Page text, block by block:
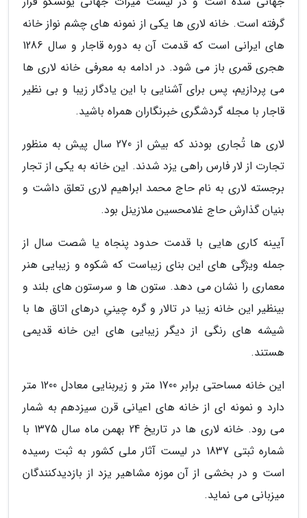
گرفته است. خانه لاری ها یکی از نمونه های چشم نواز خانه
های ایرانی است که قدمت آن به دوره قاجار و سال 1286
هجری قمری باز می شود. در ادامه به معرفی خانه لاری ها
می پردازیم، پس برای آشنایی با این یادگار زیبا و بی نظیر
قاجار با مجله گردشگری خبرنگاران همراه باشید.
لاری ها تُجاری بودند که بیش از 270 سال پیش به منظور
تجارت از لار فارس راهی یزد شدند. این خانه به یکی از تجار
برجسته لاری به نام حاج محمد ابراهیم لاری تعلق داشت و
بنیان گذارش حاج غلامحسین ملازینل بود.
آیینه کاری هایی با قدمت حدود پنجاه یا شصت سال از
جمله ویژگی های این بنای زیباست که شکوه و زیبایی هنر
معماری را نشان می دهد. ستون ها و سرستون های بلند و
بینظیر این خانه زیبا در تالار و گره چینیِ درهای اتاق ها با
شیشه های رنگی از دیگر زیبایی های این خانه قدیمی
هستند.
این خانه مساحتی برابر 1700 متر و زیربنایی معادل 1200 متر
دارد و نمونه ای از خانه های اعیانی قرن سیزدهم به شمار
می رود. خانه لاری ها در تاریخ 24 بهمن ماه سال 1375 با
شماره ثبتی 1837 در لیست آثار ملی کشور به ثبت رسیده
است و در بخشی از آن موزه مشاهیر یزد از بازدیدکنندگان
میزبانی می نماید.